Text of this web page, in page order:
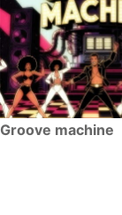
Groove machine